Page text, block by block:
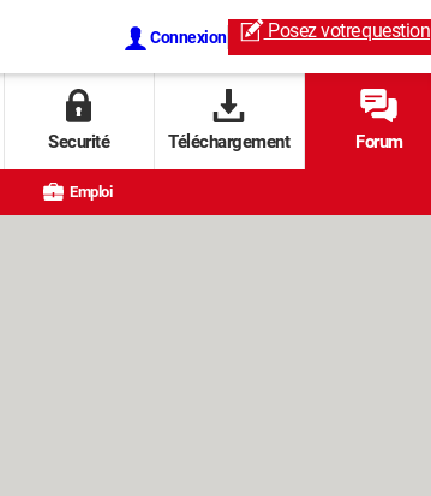
Connexion Posez votrequestion
Securité Téléchargement Forum
Emploi